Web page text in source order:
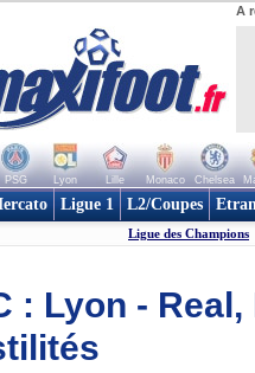
A
PSG Lyon Lille Monaco Chelsea
Ligue 1 L2/Coupes
Ligue des Champions
: Lyon -